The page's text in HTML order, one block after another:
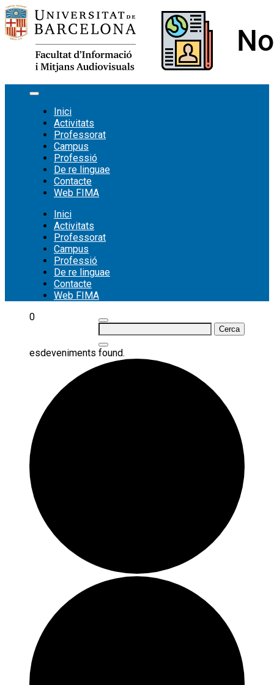
Vés
al
contingut
Inici
Activitats
Professorat
Campus
Professió
De re linguae
Contacte
Web FIMA
Inici
Activitats
Professorat
Campus
Professió
De re linguae
Contacte
Web FIMA
Cerca:
0
esdeveniments found.